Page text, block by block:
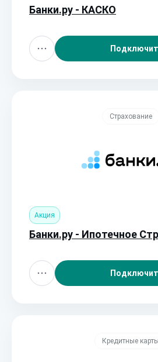
Банки.ру - КАСКО
Страхование
Акция
Банки.ру - Ипотечное
Кредитные карты